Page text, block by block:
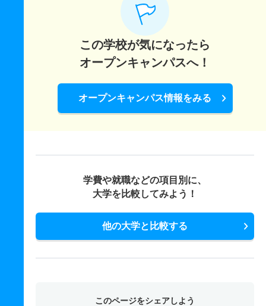
この学校が気になったら
オープンキャンパスへ！
オープンキャンパス情報をみる
学費や就職などの項目別に、
大学を比較してみよう！
他の大学と比較する
このページをシェアしよう